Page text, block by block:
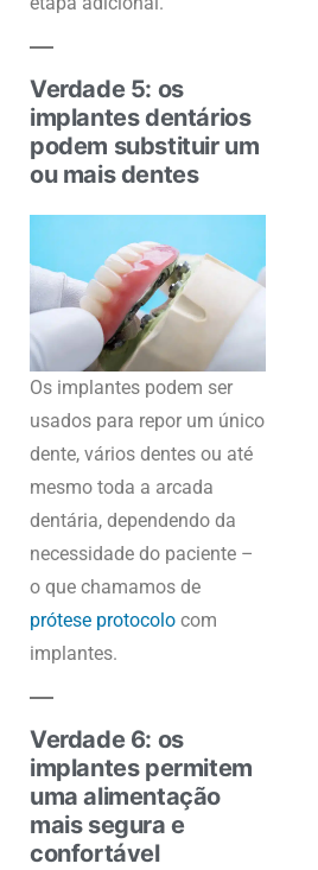
Verdade 5: os
implantes dentários
podem substituir um
ou mais dentes
Os implantes podem ser
usados para repor um único
dente, vários dentes ou até
mesmo toda a arcada
dentária, dependendo da
necessidade do paciente –
o que chamamos de
prótese protocolo com
implantes.
Verdade 6: os
implantes permitem
uma alimentação
mais segura e
confortável